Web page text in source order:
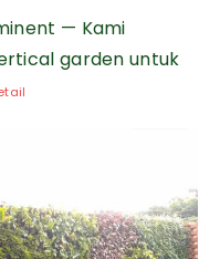
— Kami
garden untuk